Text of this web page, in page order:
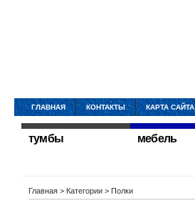
ГЛАВНАЯ КОНТАКТЫ КАРТА САЙТА
тумбы мебель
Главная > Категории > Полки